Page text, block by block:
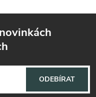
ODEBÍRAT